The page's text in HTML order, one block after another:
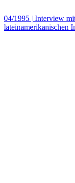
04/1995 | Interview
lateinamerikanischen